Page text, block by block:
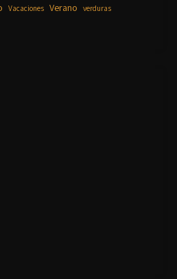
Vacaciones Verano verduras